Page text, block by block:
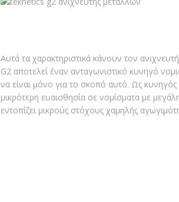
Αυτά τα χαρακτηριστικά κάνουν τον
G2 αποτελεί έναν ανταγωνιστικό κυνηγό
να είναι μόνο για το σκοπό αυτό. Ως
μικρότερη ευαισθησία σε νομίσματα με
εντοπίζει μικρούς στόχους χαμηλής